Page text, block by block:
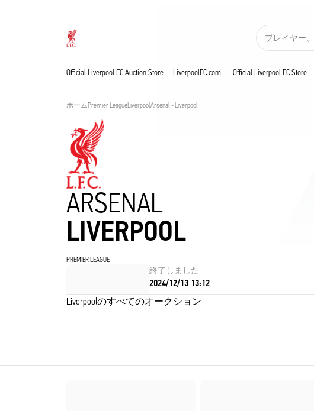
プレイヤー
Official Liverpool FC Auction Store LiverpoolFC.com Official Liverpool FC Store
ホームPremier LeagueLiverpoolArsenal - Liverpool
ARSENAL
LIVERPOOL
PREMIER LEAGUE
終了しました
2024/12/13 13:12
Liverpoolのすべてのオークション